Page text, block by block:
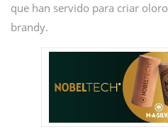
que han servido para criar
brandy.